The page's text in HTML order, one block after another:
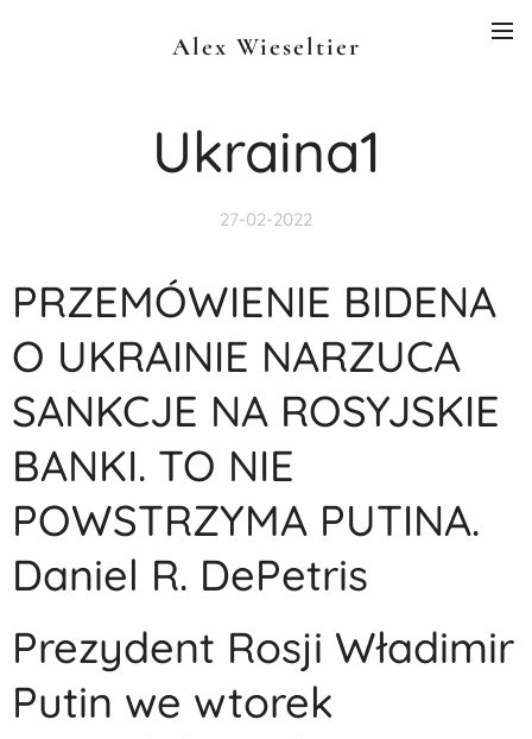
Alex Wieseltier
Ukraina1
27-02-2022
PRZEMÓWIENIE BIDENA
O UKRAINIE NARZUCA
SANKCJE NA ROSYJSKIE
BANKI. TO NIE
POWSTRZYMA PUTINA.
Daniel R. DePetris
Prezydent Rosji Władimir
Putin we wtorek